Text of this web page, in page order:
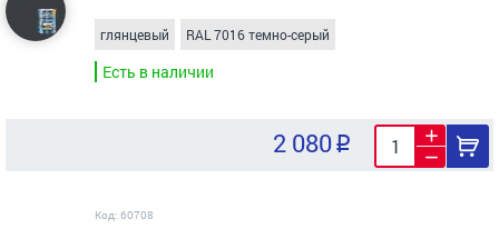
глянцевый RAL 7016 темно-серый
Есть в наличии
2 080
Код: 60708